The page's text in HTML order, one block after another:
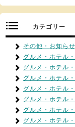
カテゴリー
その他・お知らせ
グルメ・ホテル
グルメ・ホテル
グルメ・ホテル
グルメ・ホテル
グルメ・ホテル
グルメ・ホテル
グルメ・ホテル